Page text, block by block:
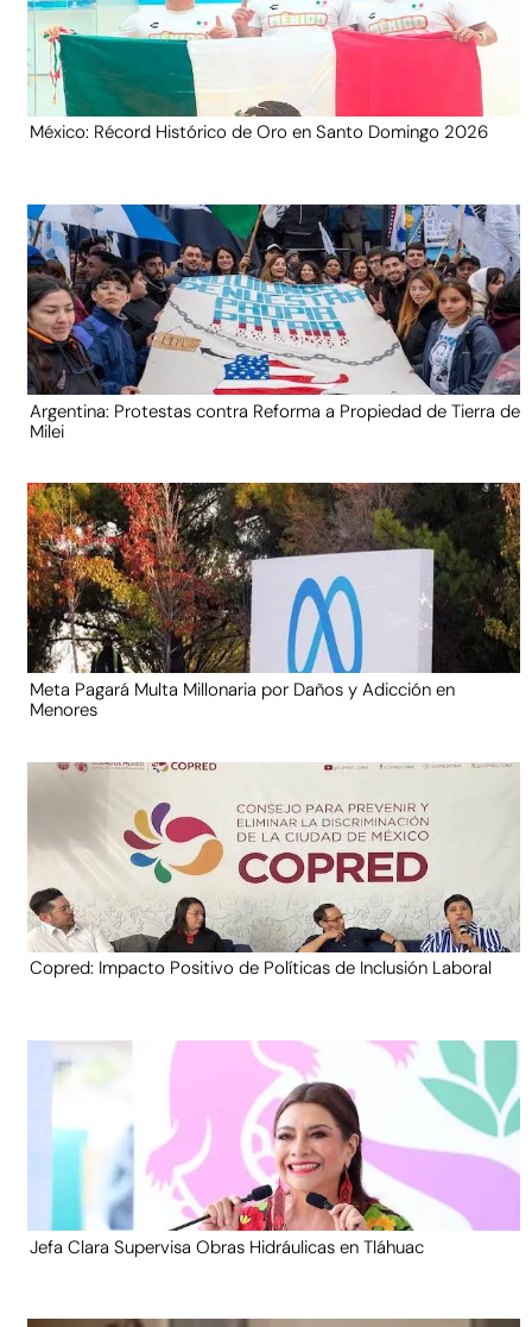
México: Récord Histórico de Oro en Santo Domingo 2026
Argentina: Protestas contra Reforma a Propiedad de Tierra de
Milei
Meta Pagará Multa Millonaria por Daños y Adicción en
Menores
Copred: Impacto Positivo de Políticas de Inclusión Laboral
Jefa Clara Supervisa Obras Hidráulicas en Tláhuac